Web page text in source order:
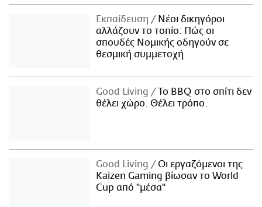
Εκπαίδευση
Νέοι δικηγόροι
αλλάζουν το τοπίο: Πώς οι
σπουδές Νομικής οδηγούν σε
θεσμική συμμετοχή
Good Living
Το BBQ στο σπίτι δεν
θέλει χώρο. Θέλει τρόπο.
Good Living
Οι εργαζόμενοι της
Kaizen Gaming βίωσαν το World
Cup από "μέσα"